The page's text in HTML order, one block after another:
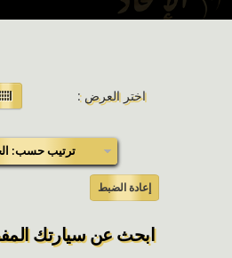
اختر العرض :
ترتيب حسب:
إعادة الضبط
ابحث عن سيارتك